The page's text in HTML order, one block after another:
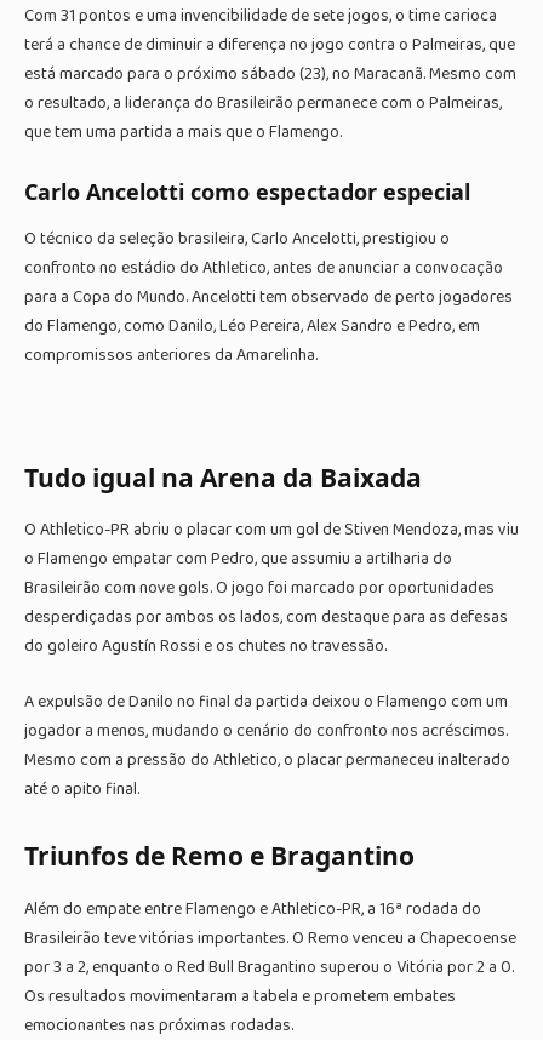
Com 31 pontos e uma invencibilidade de sete jogos, o time carioca
terá a chance de diminuir a diferença no jogo contra o Palmeiras, que
está marcado para o próximo sábado (23), no Maracanã. Mesmo com
o resultado, a liderança do Brasileirão permanece com o Palmeiras,
que tem uma partida a mais que o Flamengo.
Carlo Ancelotti como espectador especial
O técnico da seleção brasileira, Carlo Ancelotti, prestigiou o
confronto no estádio do Athletico, antes de anunciar a convocação
para a Copa do Mundo. Ancelotti tem observado de perto jogadores
do Flamengo, como Danilo, Léo Pereira, Alex Sandro e Pedro, em
compromissos anteriores da Amarelinha.
Tudo igual na Arena da Baixada
O Athletico-PR abriu o placar com um gol de Stiven Mendoza, mas viu
o Flamengo empatar com Pedro, que assumiu a artilharia do
Brasileirão com nove gols. O jogo foi marcado por oportunidades
desperdiçadas por ambos os lados, com destaque para as defesas
do goleiro Agustín Rossi e os chutes no travessão.
A expulsão de Danilo no final da partida deixou o Flamengo com um
jogador a menos, mudando o cenário do confronto nos acréscimos.
Mesmo com a pressão do Athletico, o placar permaneceu inalterado
até o apito final.
Triunfos de Remo e Bragantino
Além do empate entre Flamengo e Athletico-PR, a 16ª rodada do
Brasileirão teve vitórias importantes. O Remo venceu a Chapecoense
por 3 a 2, enquanto o Red Bull Bragantino superou o Vitória por 2 a 0.
Os resultados movimentaram a tabela e prometem embates
emocionantes nas próximas rodadas.